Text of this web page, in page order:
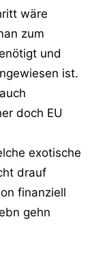
wäre
zum
und
ist.
doch EU
exotische
drauf
finanziell
gehn